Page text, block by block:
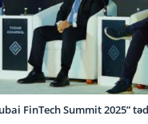
FinTech Summit 2025”